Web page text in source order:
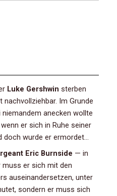
Luke Gershwin sterben
Im Grunde
anecken wollte
er sich in Ruhe seiner
doch wurde er ermordet…
Eric Burnside — in
muss er sich mit den
auseinandersetzen, unter
sondern er muss sich